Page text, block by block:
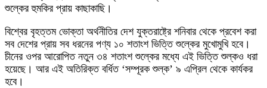
শুল্কের হুমকির প্রায় কাছাকাছি।
বিশ্বের বৃহত্তম ভোক্তা অর্থনীতির দেশ যুক্তরাষ্ট্রে শনিবার থেকে প্রবেশ করা
সব দেশের প্রায় সব ধরনের পণ্য ১০ শতাংশ ভিত্তি শুল্কের মুখোমুখি হবে।
চীনের ওপর আরোপিত নতুন ৩৪ শতাংশ শুল্কের মধ্যে এই ভিত্তি শুল্কও ধরা
হয়েছে। আর এই অতিরিক্ত বর্ধিত ‘সম্পূরক শুল্ক’ ৯ এপ্রিল থেকে কার্যকর
হবে।